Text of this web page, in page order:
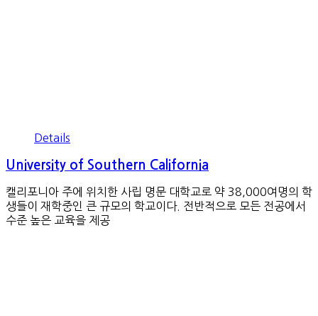
Details
University of Southern California
캘리포니아 주에 위치한 사립 명문 대학교로 약 38,000여명의 학
생들이 재학중인 큰 규모의 학교이다. 전반적으로 모든 전공에서
수준 높은 교육을 제공